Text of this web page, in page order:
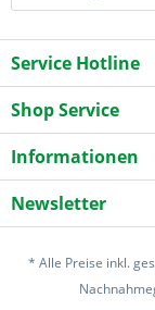
Service Hotline
Shop Service
Informationen
Newsletter
* Alle Preise inkl.